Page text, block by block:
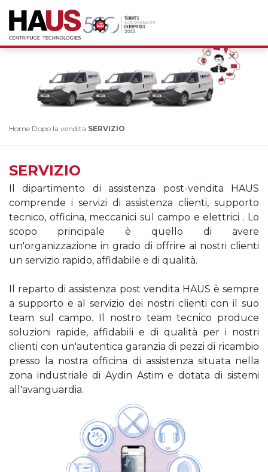
Home Dopo la vendita SERVIZIO
SERVIZIO
Il dipartimento di assistenza post-vendita HAUS
comprende i servizi di assistenza clienti, supporto
tecnico, officina, meccanici sul campo e elettrici . Lo
scopo principale è quello di avere
un'organizzazione in grado di offrire ai nostri clienti
un servizio rapido, affidabile e di qualità.
Il reparto di assistenza post vendita HAUS è sempre
a supporto e al servizio dei nostri clienti con il suo
team sul campo. Il nostro team tecnico produce
soluzioni rapide, affidabili e di qualità per i nostri
clienti con un'autentica garanzia di pezzi di ricambio
presso la nostra officina di assistenza situata nella
zona industriale di Aydin Astim e dotata di sistemi
all'avanguardia.